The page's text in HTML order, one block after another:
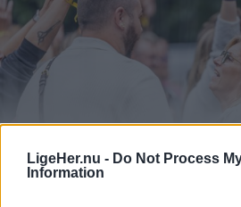
LigeHer.nu - Do Not Process
Information
Vis mere